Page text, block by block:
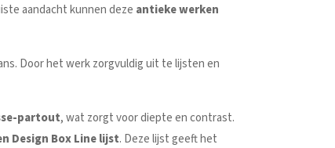
aandacht kunnen deze antieke werken
Door het werk zorgvuldig uit te lijsten en
partout, wat zorgt voor diepte en contrast.
Design Box Line lijst. Deze lijst geeft het